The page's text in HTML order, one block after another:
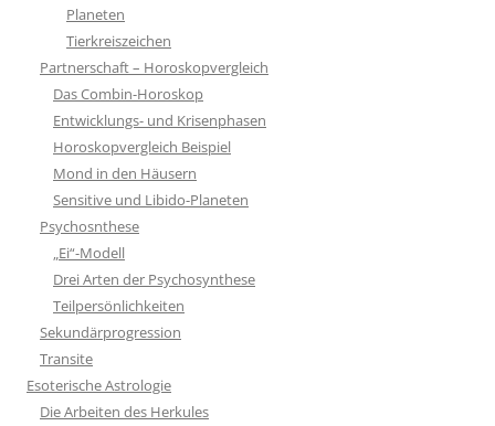
Planeten
Tierkreiszeichen
Partnerschaft – Horoskopvergleich
Das Combin-Horoskop
Entwicklungs- und Krisenphasen
Horoskopvergleich Beispiel
Mond in den Häusern
Sensitive und Libido-Planeten
Psychosnthese
„Ei“-Modell
Drei Arten der Psychosynthese
Teilpersönlichkeiten
Sekundärprogression
Transite
Esoterische Astrologie
Die Arbeiten des Herkules